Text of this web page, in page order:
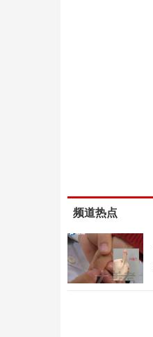
频道热点